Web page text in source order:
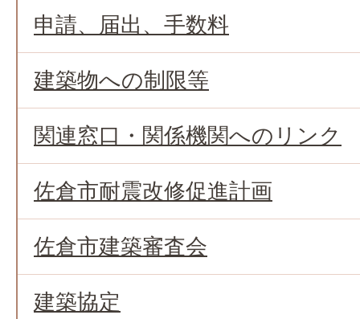
申請、届出、手数料
建築物への制限等
関連窓口・関係機関へのリンク
佐倉市耐震改修促進計画
佐倉市建築審査会
建築協定